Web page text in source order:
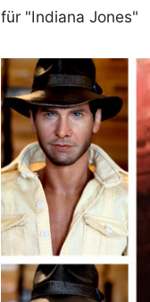
für "Indiana Jones"